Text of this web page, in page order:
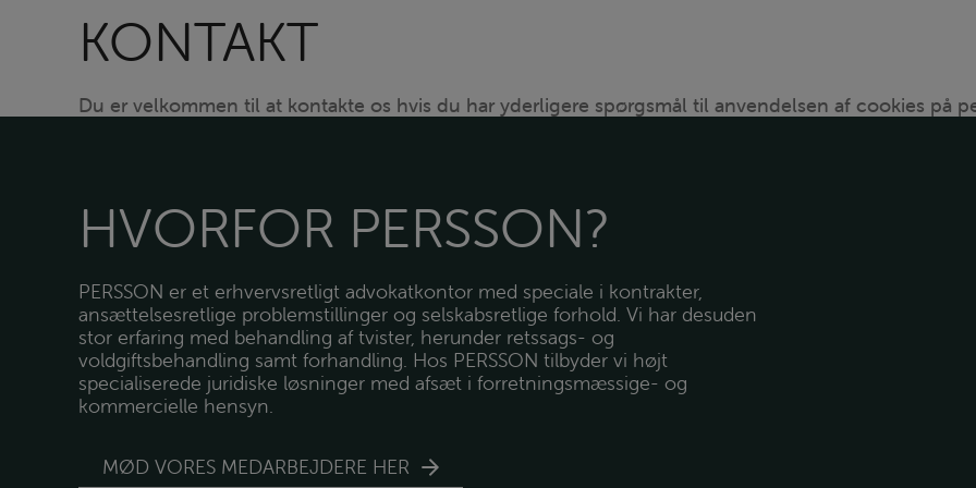
KONTAKT
Du er velkommen til at kontakte os hvis du har yderligere spørgsmål til anvendelsen af cookies på
HVORFOR PERSSON?
PERSSON er et erhvervsretligt advokatkontor med speciale i kontrakter,
ansættelsesretlige problemstillinger og selskabsretlige forhold. Vi har desuden
stor erfaring med behandling af tvister, herunder retssags- og
voldgiftsbehandling samt forhandling. Hos PERSSON tilbyder vi højt
specialiserede juridiske løsninger med afsæt i forretningsmæssige- og
kommercielle hensyn.
MØD VORES MEDARBEJDERE HER